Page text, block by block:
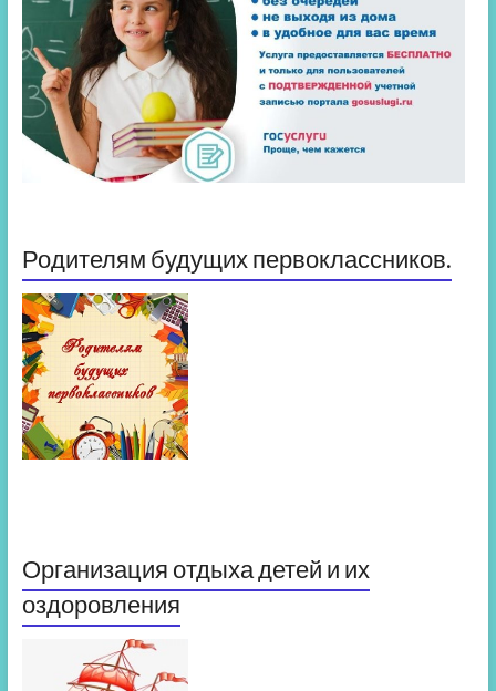
Родителям будущих первоклассников.
Организация отдыха детей и их
оздоровления